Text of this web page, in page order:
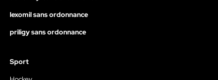
lexomil sans ordonnance
priligy sans ordonnance
Sport